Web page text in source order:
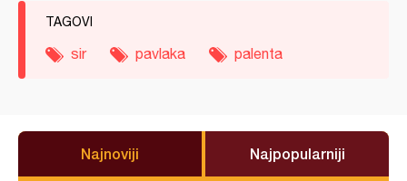
TAGOVI
sir pavlaka palenta
Najnoviji Najpopularniji